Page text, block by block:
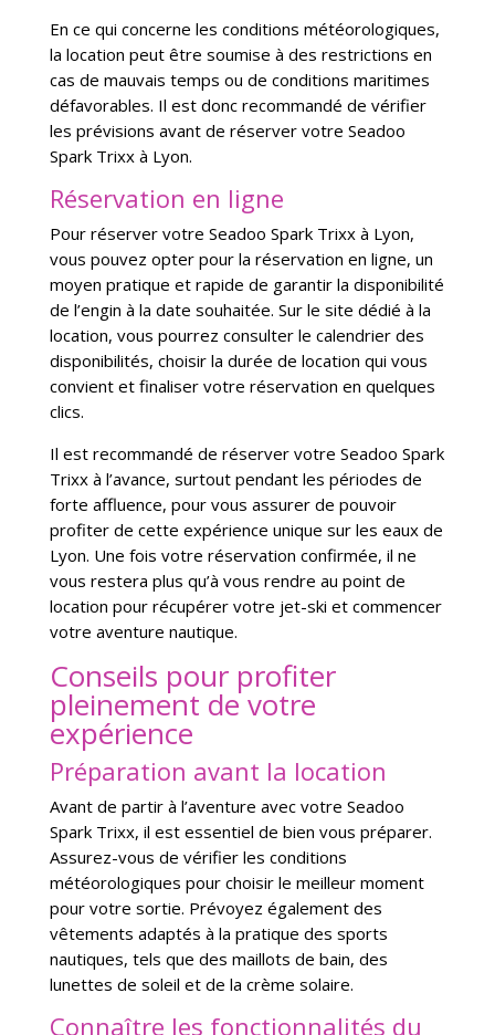
En ce qui concerne les conditions météorologiques,
la location peut être soumise à des restrictions en
cas de mauvais temps ou de conditions maritimes
défavorables. Il est donc recommandé de vérifier
les prévisions avant de réserver votre Seadoo
Spark Trixx à Lyon.
Réservation en ligne
Pour réserver votre Seadoo Spark Trixx à Lyon,
vous pouvez opter pour la réservation en ligne, un
moyen pratique et rapide de garantir la disponibilité
de l’engin à la date souhaitée. Sur le site dédié à la
location, vous pourrez consulter le calendrier des
disponibilités, choisir la durée de location qui vous
convient et finaliser votre réservation en quelques
clics.
Il est recommandé de réserver votre Seadoo Spark
Trixx à l’avance, surtout pendant les périodes de
forte affluence, pour vous assurer de pouvoir
profiter de cette expérience unique sur les eaux de
Lyon. Une fois votre réservation confirmée, il ne
vous restera plus qu’à vous rendre au point de
location pour récupérer votre jet-ski et commencer
votre aventure nautique.
Conseils pour profiter
pleinement de votre
expérience
Préparation avant la location
Avant de partir à l’aventure avec votre Seadoo
Spark Trixx, il est essentiel de bien vous préparer.
Assurez-vous de vérifier les conditions
météorologiques pour choisir le meilleur moment
pour votre sortie. Prévoyez également des
vêtements adaptés à la pratique des sports
nautiques, tels que des maillots de bain, des
lunettes de soleil et de la crème solaire.
Connaître les fonctionnalités du